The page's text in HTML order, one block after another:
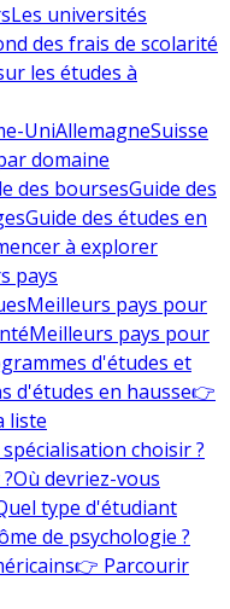
Les universités
des frais de scolarité
les études à
UniAllemagneSuisse
domaine
des boursesGuide des
Guide des études en
à explorer
pays
Meilleurs pays pour
Meilleurs pays pour
d'études et
d'études en hausse👉
liste
choisir ?
Où devriez-vous
type d'étudiant
de psychologie ?
👉 Parcourir